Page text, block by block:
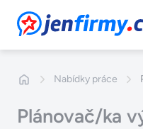
JenFirmy.cz
Nabídky práce
Plánovač/ka